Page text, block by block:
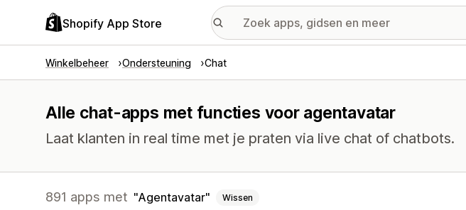
Shopify App Store
Winkelbeheer Ondersteuning Chat
Alle chat-apps met functies voor agentavatar
Laat klanten in real time met je praten via live chat of chatbots.
891 apps met Agentavatar Wissen